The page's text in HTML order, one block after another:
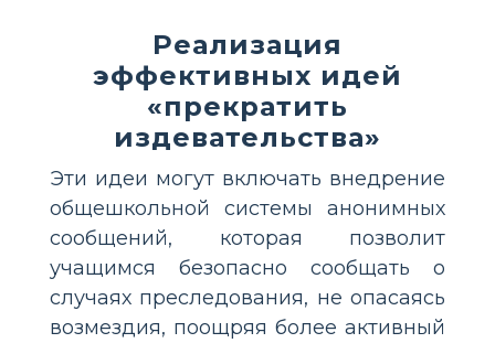
Реализация
эффективных идей
«прекратить
издевательства»
Эти идеи могут включать внедрение
общешкольной системы анонимных
сообщений, которая позволит
учащимся безопасно сообщать о
случаях преследования, не опасаясь
возмездия, поощряя более активный